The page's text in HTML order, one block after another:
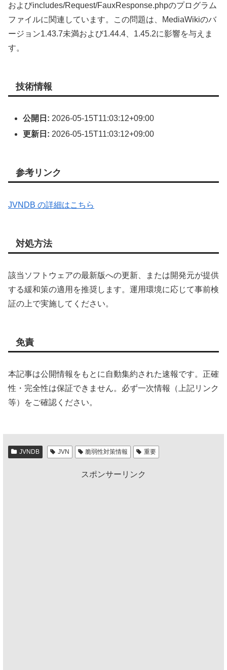
およびincludes/Request/FauxResponse.phpのプログラム
ファイルに関連しています。この問題は、MediaWikiのバ
ージョン1.43.7未満および1.44.4、1.45.2に影響を与えま
す。
技術情報
公開日: 2026-05-15T11:03:12+09:00
更新日: 2026-05-15T11:03:12+09:00
参考リンク
JVNDB の詳細はこちら
対処方法
該当ソフトウェアの最新版への更新、または開発元が提供
する緩和策の適用を推奨します。運用環境に応じて事前検
証の上で実施してください。
免責
本記事は公開情報をもとに自動集約された速報です。正確
性・完全性は保証できません。必ず一次情報（上記リンク
等）をご確認ください。
JVNDB JVN 脆弱性対策情報 重要
スポンサーリンク